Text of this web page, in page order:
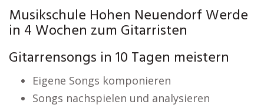
Musikschule Hohen Neuendorf Werde
in 4 Wochen zum Gitarristen
Gitarrensongs in 10 Tagen meistern
Eigene Songs komponieren
Songs nachspielen und analysieren